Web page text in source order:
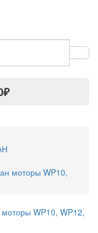
моторы WP10,